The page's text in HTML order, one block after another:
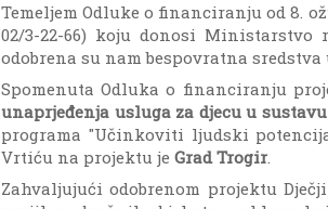
Temeljem Odluke o financiranju od 8.
02/3-22-66) koju donosi
odobrena su nam bespovratna
Spomenuta Odluka o financiranju
unaprjeđenja usluga za djecu u
programa "Učinkoviti ljudski
Vrtiću na projektu je Grad Trogir.
Zahvaljujući odobrenom projektu